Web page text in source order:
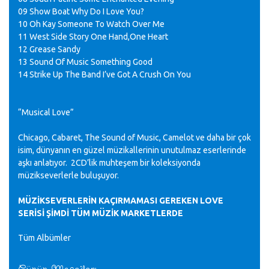
09 Show Boat Why Do I Love You?
10 Oh Kay Someone To Watch Over Me
11 West Side Story One Hand,One Heart
12 Grease Sandy
13 Sound Of Music Something Good
14 Strike Up The Band I’ve Got A Crush On You
“Musical Love”
Chicago, Cabaret, The Sound of Music, Camelot ve daha bir çok
isim, dünyanın en güzel müzikallerinin unutulmaz eserlerinde
aşkı anlatıyor. 2CD’lik muhteşem bir koleksiyonda
müzikseverlerle buluşuyor.
MÜZİKSEVERLERİN KAÇIRMAMASI GEREKEN LOVE
SERİSİ ŞİMDİ TÜM MÜZİK MARKETLERDE
Tüm Albümler